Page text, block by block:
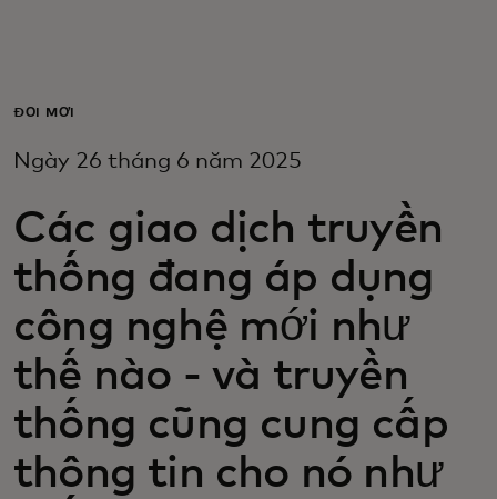
Dành cho doanh nghiệp
Dành cho nhà đổi mới
Tin tức và xu hướng
ĐỔI MỚI
Ngày 26 tháng 6 năm 2025
Các giao dịch truyền
thống đang áp dụng
công nghệ mới như
thế nào - và truyền
thống cũng cung cấp
thông tin cho nó như